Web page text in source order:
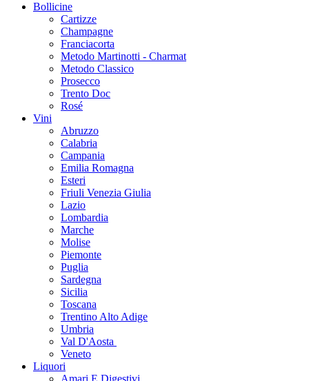
Bollicine
Cartizze
Champagne
Franciacorta
Metodo Martinotti - Charmat
Metodo Classico
Prosecco
Trento Doc
Rosé
Vini
Abruzzo
Calabria
Campania
Emilia Romagna
Esteri
Friuli Venezia Giulia
Lazio
Lombardia
Marche
Molise
Piemonte
Puglia
Sardegna
Sicilia
Toscana
Trentino Alto Adige
Umbria
Val D'Aosta
Veneto
Liquori